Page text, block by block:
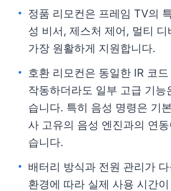
정품 리모컨은 프레임 TV의
성 비서, 제스처 제어, 멀티
가장 원활하게 지원합니다.
호환 리모컨은 동일한 IR 코
작동하더라도 일부 고급 기능
습니다. 특히 음성 명령은 기
사 고유의 음성 엔진과의 연
습니다.
배터리 방식과 전원 관리가
환경에 따라 실제 사용 시간